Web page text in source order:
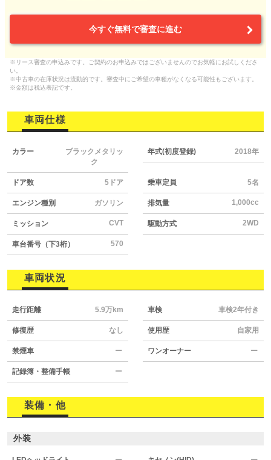
今すぐ無料で審査に進む
※リース審査の申込みです。ご契約のお申込みではございませんのでお気軽にお試しくださ
い。
※中古車の在庫状況は流動的です。審査中にご希望の車種がなくなる可能性もございます。
※金額は税込表記です。
車両仕様
カラー
ブラックメタリッ
ク
年式(初度登録) 2018年
ドア数 5ドア 乗車定員 5名
エンジン種別 ガソリン 排気量 1,000cc
ミッション CVT 駆動方式 2WD
車台番号（下3桁） 570
車両状況
走行距離 5.9万km 車検 車検2年付き
修復歴 なし 使用歴 自家用
禁煙車 ー ワンオーナー ー
記録簿・整備手帳 ー
装備・他
外装